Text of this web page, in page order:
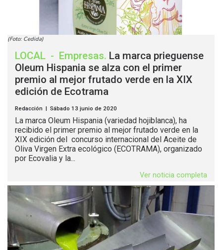
(Foto: Cedida)
LOCAL - Empresas. La marca prieguense
Oleum Hispania se alza con el primer
premio al mejor frutado verde en la XIX
edición de Ecotrama
Redacción | Sábado 13 junio de 2020
La marca Oleum Hispania (variedad hojiblanca), ha
recibido el primer premio al mejor frutado verde en la
XIX edición del concurso internacional del Aceite de
Oliva Virgen Extra ecológico (ECOTRAMA), organizado
por Ecovalia y la...
Ver noticia completa